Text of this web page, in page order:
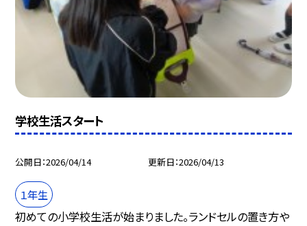
学校生活スタート
公開日 2026/04/14 更新日 2026/04/13
１年生
初めての小学校生活が始まりました。ランドセルの置き方や